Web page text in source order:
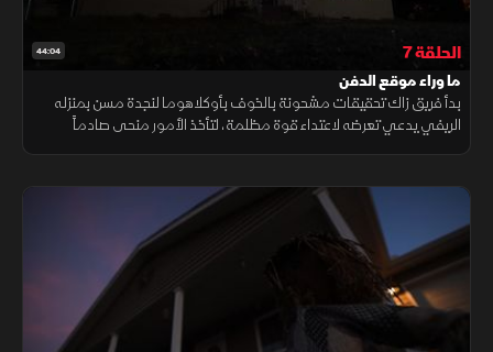
44:04 الحلقة 7
ما وراء موقع الدفن
بدأ فريق زاك تحقيقات مشحونة بالخوف بأوكلاهوما لنجدة مسن بمنزله
الريفي يدعي تعرضه لاعتداء قوة مظلمة، لتأخذ الأمور منحى صادماً